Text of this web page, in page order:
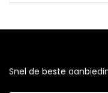
Snel de beste